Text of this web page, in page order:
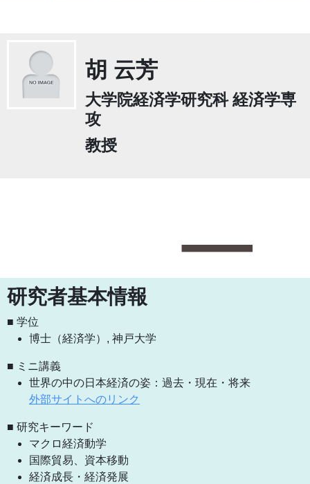
胡 云芳
大学院経済学研究科 経済学専
攻
教授
研究者基本情報
■ 学位
博士（経済学）, 神戸大学
■ ミニ講義
世界の中の日本経済の姿：過去・現在・将来
外部サイトへのリンク
■ 研究キーワード
マクロ経済動学
国際貿易、資本移動
経済成長・経済発展